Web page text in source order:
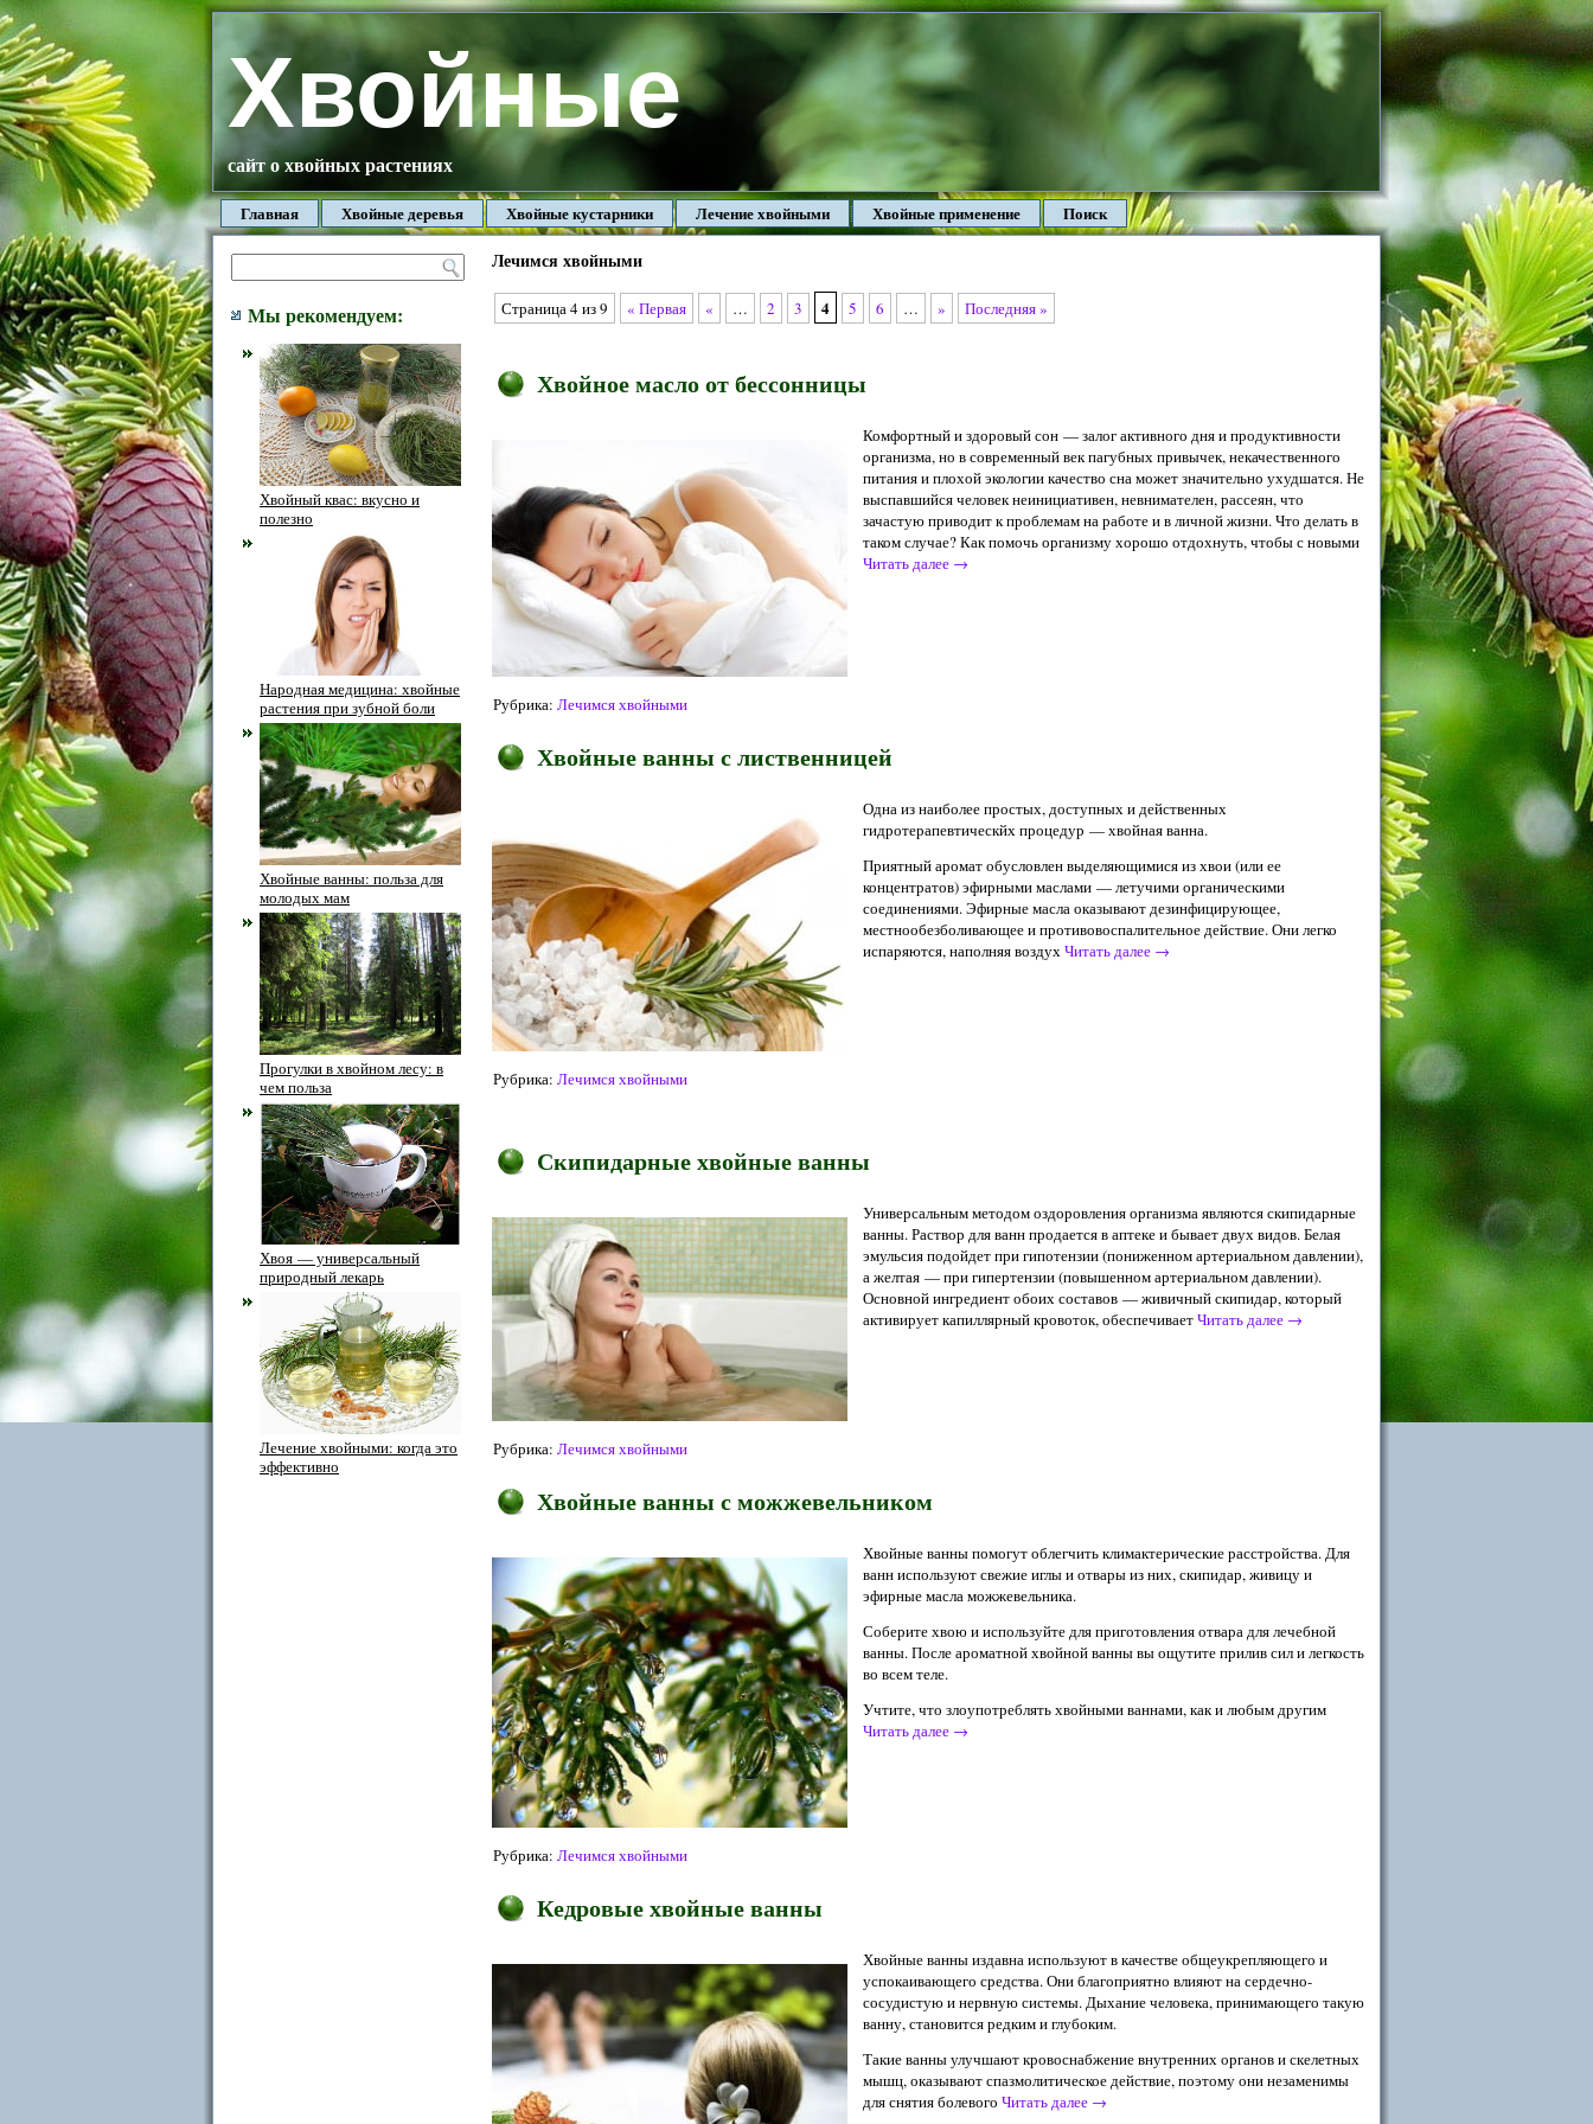
Хвойные
сайт о хвойных растениях
Главная Хвойные деревья Хвойные кустарники Лечение хвойными Хвойные применение Поиск
Мы рекомендуем:
Хвойный квас: вкусно и
полезно
Народная медицина: хвойные
растения при зубной боли
Хвойные ванны: польза для
молодых мам
Прогулки в хвойном лесу: в
чем польза
Хвоя — универсальный
природный лекарь
Лечение хвойными: когда это
эффективно
Лечимся хвойными
Страница 4 из 9 « Первая « … 2 3 4 5 6 … » Последняя »
Хвойное масло от бессонницы
Комфортный и здоровый сон — залог активного дня и продуктивности
организма, но в современный век пагубных привычек, некачественного
питания и плохой экологии качество сна может значительно ухудшатся. Не
выспавшийся человек неинициативен, невнимателен, рассеян, что
зачастую приводит к проблемам на работе и в личной жизни.Что делать в
таком случае? Как помочь организму хорошо отдохнуть, чтобы с новыми
Читать далее →
Рубрика: Лечимся хвойными
Хвойные ванны с лиственницей
Одна из наиболее простых, доступных и действенных
гидротерапевтическйх процедур — хвойная ванна.
Приятный аромат обусловлен выделяющимися из хвои (или ее
концентратов) эфирными маслами — летучими органическими
соединениями. Эфирные масла оказывают дезинфицирующее,
местнообезболивающее и противовоспалительное действие. Они легко
испаряются, наполняя воздухЧитать далее →
Рубрика: Лечимся хвойными
Скипидарные хвойные ванны
Универсальным методом оздоровления организма являются скипидарные
ванны. Раствор для ванн про­дается в аптеке и бывает двух видов. Белая
эмульсия подойдет при гипотензии (пониженном артериальном давлении),
а желтая — при гипертензии (повышенном артериальном давлении).
Основной ингредиент обоих составов — живичный скипидар, который
активирует капиллярный кровоток, обеспечиваетЧитать далее →
Рубрика: Лечимся хвойными
Хвойные ванны с можжевельником
Хвойные ванны помогут облегчить климактерические расстройства. Для
ванн используют свежие иглы и отвары из них, скипидар, живицу и
эфирные масла можжевельника.
Соберите хвою и ис­пользуйте для приготовления отвара для лечебной
ванны. После ароматной хвойной ванны вы ощутите прилив сил и легкость
во всем теле.
Учтите, что злоупотреблять хвойными ваннами, как и любым другим
Читать далее →
Рубрика: Лечимся хвойными
Кедровые хвойные ванны
Хвойные ванны издавна используют в качестве об­щеукрепляющего и
успокаивающего средства. Они благоприятно влияют на сердечно-
сосудистую и нерв­ную системы. Дыхание человека, принимающего та­кую
ванну, становится редким и глубоким.
Такие ванны улучшают кровоснабжение внутренних орга­нов и скелетных
мышц, оказывают спазмолитическое действие, поэтому они незаменимы
для снятия боле­вого Читать далее →